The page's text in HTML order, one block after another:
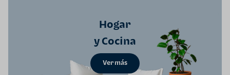
Hogar
y Cocina
Ver más